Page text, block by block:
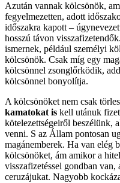
Azután vannak kölcsönök,
fegyelmezetten, adott
időszakra kapott –
hosszú távon
ismernek, például személyi
kölcsönök. Csak míg egy
kölcsönnel zsonglőrködik,
kölcsönnel bonyolítja.
A kölcsönöket nem csak
kamatokat is kell utánuk
kötelezettségeiről beszélünk,
venni. S az Állam pontosan
magánemberek. Ha van elég
kölcsönöket, ám amikor a
visszafizetéssel gondban
ceruzájukat. Nagyobb